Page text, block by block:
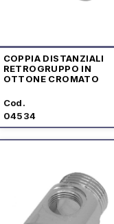
COPPIA DISTANZIALI
RETROGRUPPO IN
OTTONE CROMATO
Cod.
04534